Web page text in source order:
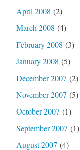
April 2008 (2)
March 2008 (4)
February 2008 (3)
January 2008 (5)
December 2007 (2)
November 2007 (5)
October 2007 (1)
September 2007 (1)
August 2007 (4)